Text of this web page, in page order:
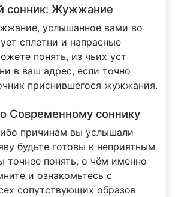
сонник: Жужжание
услышанное вами во
сплетни и напрасные
понять, из чьих уст
в ваш адрес, если точно
приснившегося жужжания.
Современному соннику
причинам вы услышали
будьте готовы к неприятным
точнее понять, о чём именно
и ознакомьтесь с
сопутствующих образов